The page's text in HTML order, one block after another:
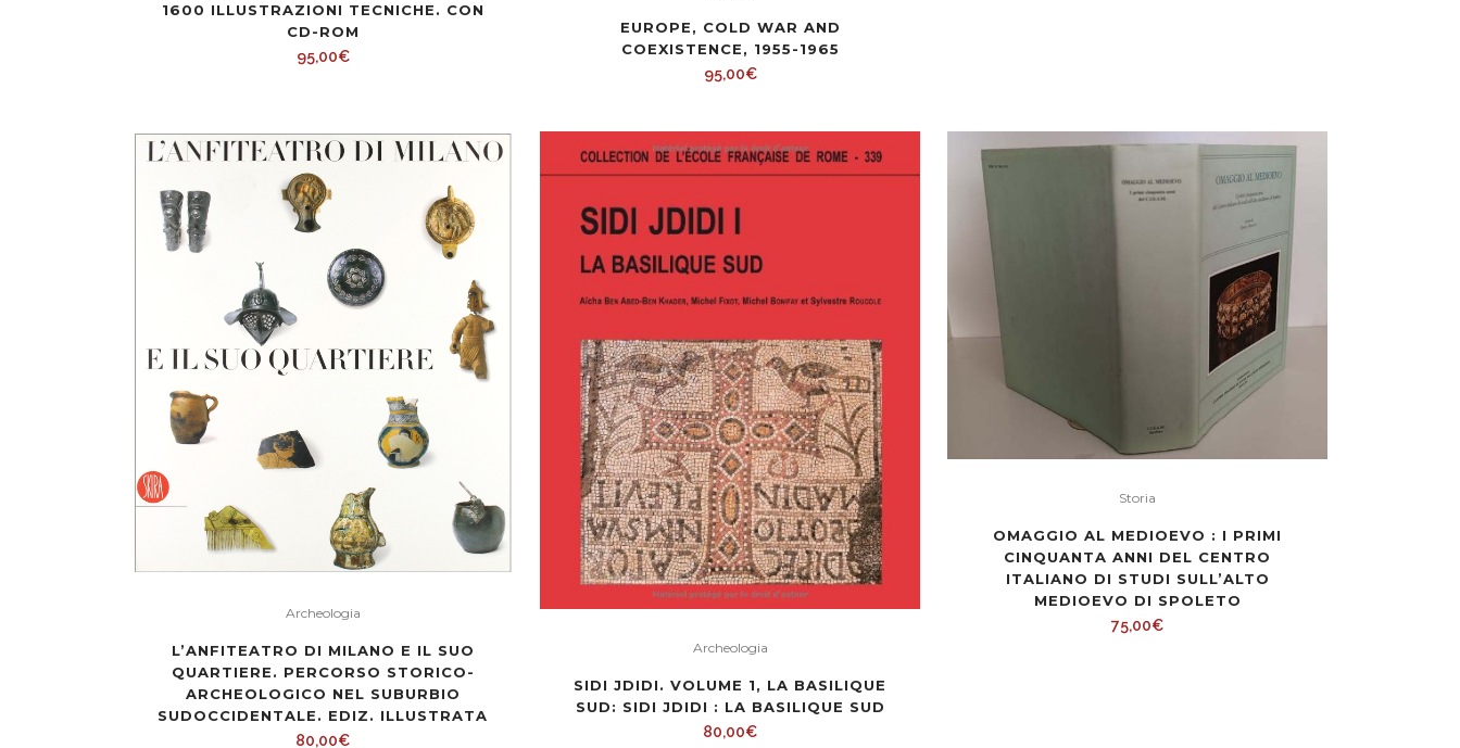
1600 ILLUSTRAZIONI TECNICHE. CON
CD-ROM
95,00€
EUROPE, COLD WAR AND
COEXISTENCE, 1955-1965
95,00€
Archeologia
L’ANFITEATRO DI MILANO E IL SUO
QUARTIERE. PERCORSO STORICO-
ARCHEOLOGICO NEL SUBURBIO
SUDOCCIDENTALE. EDIZ. ILLUSTRATA
80,00€
Archeologia
SIDI JDIDI. VOLUME 1, LA BASILIQUE
SUD: SIDI JDIDI : LA BASILIQUE SUD
80,00€
Storia
OMAGGIO AL MEDIOEVO : I PRIMI
CINQUANTA ANNI DEL CENTRO
ITALIANO DI STUDI SULL’ALTO
MEDIOEVO DI SPOLETO
75,00€